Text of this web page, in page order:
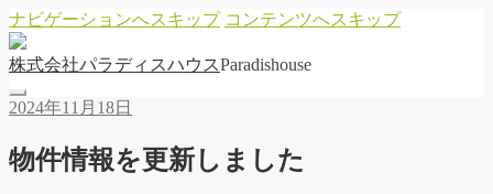
ナビゲーションへスキップ コンテンツへスキップ
株式会社パラディ スハウ スParadishouse
2024年11月18日
物件情報を更新しました